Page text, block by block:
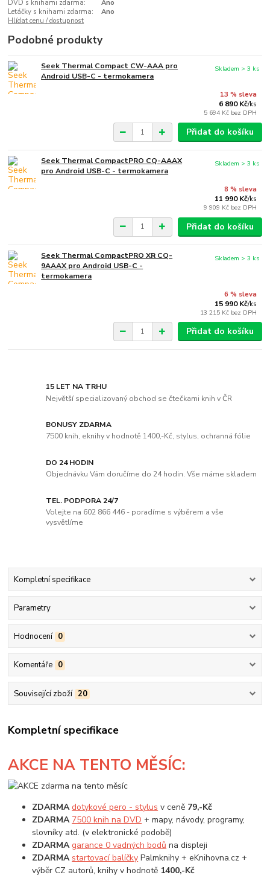
DVD s knihami zdarma:
Ano
Letáčky s knihami zdarma:
Ano
Hlídat cenu / dostupnost
Podobné produkty
Seek Thermal Compact CW-AAA pro
Android USB-C - termokamera
13 % sleva
6 890 Kč/ks
5 694 Kč bez DPH
Skladem > 3 ks
Přidat do košíku
Seek Thermal CompactPRO CQ-AAAX
pro Android USB-C - termokamera
8 % sleva
11 990 Kč/ks
9 909 Kč bez DPH
Skladem > 3 ks
Přidat do košíku
Seek Thermal CompactPRO XR CQ-
9AAAX pro Android USB-C -
termokamera
6 % sleva
15 990 Kč/ks
13 215 Kč bez DPH
Skladem > 3 ks
Přidat do košíku
15 LET NA TRHU
Největší specializovaný obchod se čtečkami knih v ČR
BONUSY ZDARMA
7500 knih, eknihy v hodnotě 1400,-Kč, stylus, ochranná fólie
DO 24 HODIN
Objednávku Vám doručíme do 24 hodin. Vše máme skladem
TEL. PODPORA 24/7
Volejte na 602 866 446 - poradíme s výběrem a vše
vysvětlíme
Kompletní specifikace
Parametry
Hodnocení 0
Komentáře 0
Související zboží 20
Kompletní specifikace
AKCE NA TENTO MĚSÍC:
ZDARMAdotykové pero - stylus v ceně 79,-Kč
ZDARMA 7500 knih na DVD + mapy, návody, programy,
slovníky atd. (v elektronické podobě)
ZDARMA garance 0 vadných bodů na displeji
ZDARMA startovací balíčky Palmknihy + eKnihovna.cz +
výběr CZ autorů, knihy v hodnotě 1400,-Kč